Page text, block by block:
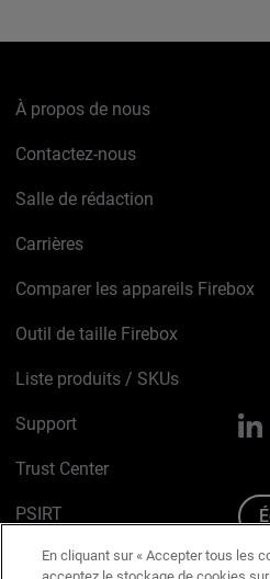
À propos de nous
Contactez-nous
Salle de rédaction
Carrières
Comparer les appareils Firebox
Outil de taille Firebox
Liste produits / SKUs
Support
Trust Center
PSIRT
Avis sur les cookies
En cliquant sur « Accepter tous les